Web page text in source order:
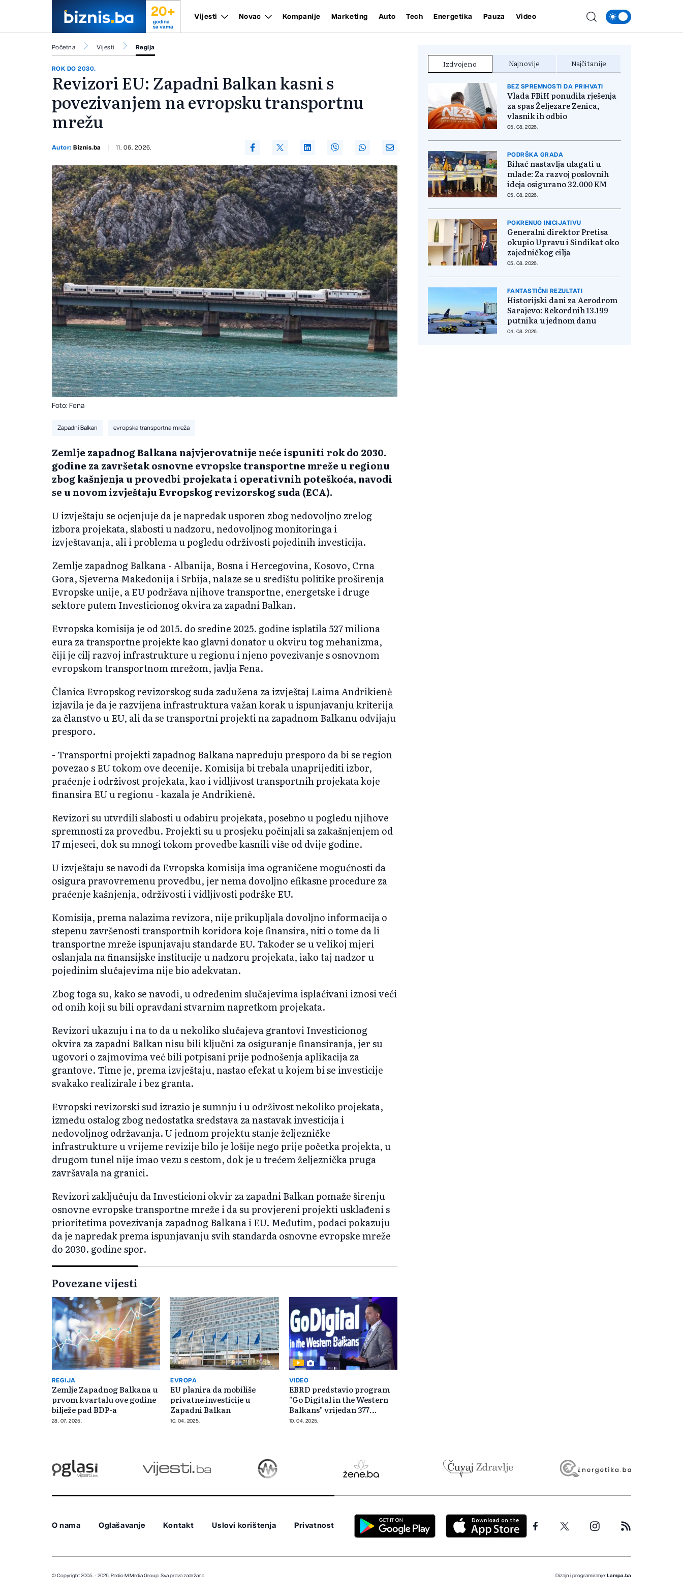
20+
godina
sa vama
Vijesti Novac Kompanije Marketing Auto Tech Energetika Pauza Video
Početna Vijesti Regija
ROK DO 2030.
Revizori EU: Zapadni Balkan kasni s
povezivanjem na evropsku transportnu
mrežu
Autor:Biznis.ba 11. 06. 2026.
Foto: Fena
Zapadni Balkan evropska transportna mreža
Zemlje zapadnog Balkana najvjerovatnije neće ispuniti rok do 2030.
godine za završetak osnovne evropske transportne mreže u regionu
zbog kašnjenja u provedbi projekata i operativnih poteškoća, navodi
se u novom izvještaju Evropskog revizorskog suda (ECA).
U izvještaju se ocjenjuje da je napredak usporen zbog nedovoljno zrelog
izbora projekata, slabosti u nadzoru, nedovoljnog monitoringa i
izvještavanja, ali i problema u pogledu održivosti pojedinih investicija.
Zemlje zapadnog Balkana - Albanija, Bosna i Hercegovina, Kosovo, Crna
Gora, Sjeverna Makedonija i Srbija, nalaze se u središtu politike proširenja
Evropske unije, a EU podržava njihove transportne, energetske i druge
sektore putem Investicionog okvira za zapadni Balkan.
Evropska komisija je od 2015. do sredine 2025. godine isplatila 527 miliona
eura za transportne projekte kao glavni donator u okviru tog mehanizma,
čiji je cilj razvoj infrastrukture u regionu i njeno povezivanje s osnovnom
evropskom transportnom mrežom, javlja Fena.
Članica Evropskog revizorskog suda zadužena za izvještaj Laima Andrikienė
izjavila je da je razvijena infrastruktura važan korak u ispunjavanju kriterija
za članstvo u EU, ali da se transportni projekti na zapadnom Balkanu odvijaju
presporo.
- Transportni projekti zapadnog Balkana napreduju presporo da bi se region
povezao s EU tokom ove decenije. Komisija bi trebala unaprijediti izbor,
praćenje i održivost projekata, kao i vidljivost transportnih projekata koje
finansira EU u regionu - kazala je Andrikienė.
Revizori su utvrdili slabosti u odabiru projekata, posebno u pogledu njihove
spremnosti za provedbu. Projekti su u prosjeku počinjali sa zakašnjenjem od
17 mjeseci, dok su mnogi tokom provedbe kasnili više od dvije godine.
U izvještaju se navodi da Evropska komisija ima ograničene mogućnosti da
osigura pravovremenu provedbu, jer nema dovoljno efikasne procedure za
praćenje kašnjenja, održivosti i vidljivosti podrške EU.
Komisija, prema nalazima revizora, nije prikupljala dovoljno informacija o
stepenu završenosti transportnih koridora koje finansira, niti o tome da li
transportne mreže ispunjavaju standarde EU. Također se u velikoj mjeri
oslanjala na finansijske institucije u nadzoru projekata, iako taj nadzor u
pojedinim slučajevima nije bio adekvatan.
Zbog toga su, kako se navodi, u određenim slučajevima isplaćivani iznosi veći
od onih koji su bili opravdani stvarnim napretkom projekata.
Revizori ukazuju i na to da u nekoliko slučajeva grantovi Investicionog
okvira za zapadni Balkan nisu bili ključni za osiguranje finansiranja, jer su
ugovori o zajmovima već bili potpisani prije podnošenja aplikacija za
grantove. Time je, prema izvještaju, nastao efekat u kojem bi se investicije
svakako realizirale i bez granta.
Evropski revizorski sud izrazio je sumnju i u održivost nekoliko projekata,
između ostalog zbog nedostatka sredstava za nastavak investicija i
nedovoljnog održavanja. U jednom projektu stanje željezničke
infrastrukture u vrijeme revizije bilo je lošije nego prije početka projekta, u
drugom tunel nije imao vezu s cestom, dok je u trećem željeznička pruga
završavala na granici.
Revizori zaključuju da Investicioni okvir za zapadni Balkan pomaže širenju
osnovne evropske transportne mreže i da su provjereni projekti usklađeni s
prioritetima povezivanja zapadnog Balkana i EU. Međutim, podaci pokazuju
da je napredak prema ispunjavanju svih standarda osnovne evropske mreže
do 2030. godine spor.
Povezane vijesti
REGIJA
Zemlje Zapadnog Balkana u
prvom kvartalu ove godine
bilježe pad BDP-a
28. 07. 2025.
EVROPA
EU planira da mobiliše
privatne investicije u
Zapadni Balkan
10. 04. 2025.
VIDEO
EBRD predstavio program
"Go Digital in the Western
Balkans" vrijedan 377
miliona eura
10. 04. 2025.
Izdvojeno Najnovije Najčitanije
BEZ SPREMNOSTI DA PRIHVATI
Vlada FBiH ponudila rješenja
za spas Željezare Zenica,
vlasnik ih odbio
05. 08. 2026.
PODRŠKA GRADA
Bihać nastavlja ulagati u
mlade: Za razvoj poslovnih
ideja osigurano 32.000 KM
05. 08. 2026.
POKRENUO INICIJATIVU
Generalni direktor Pretisa
okupio Upravu i Sindikat oko
zajedničkog cilja
05. 08. 2026.
FANTASTIČNI REZULTATI
Historijski dani za Aerodrom
Sarajevo: Rekordnih 13.199
putnika u jednom danu
04. 08. 2026.
O nama Oglašavanje Kontakt Uslovi korištenja Privatnost
© Copyright 2005. - 2026. Radio M Media Group. Sva prava zadržana. Dizajn i programiranje: Lampa.ba